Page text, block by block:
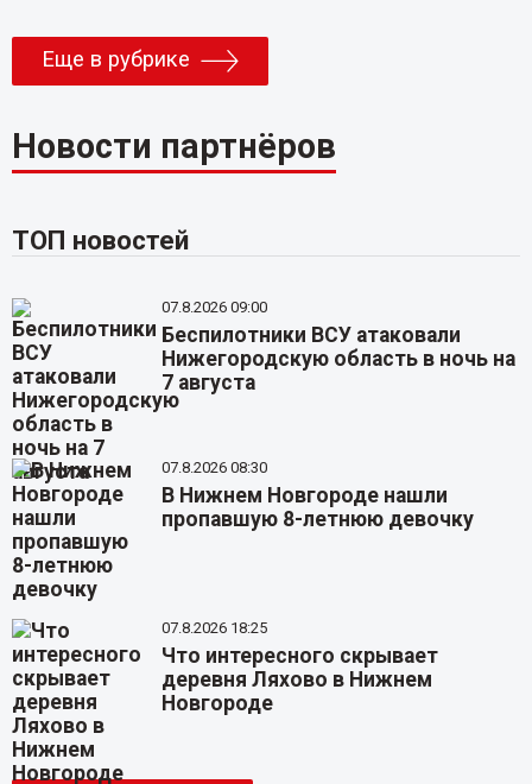
Еще в рубрике
Новости партнёров
ТОП новостей
07.8.2026 09:00
Беспилотники ВСУ атаковали
Нижегородскую область в ночь на
7 августа
07.8.2026 08:30
В Нижнем Новгороде нашли
пропавшую 8-летнюю девочку
07.8.2026 18:25
Что интересного скрывает
деревня Ляхово в Нижнем
Новгороде